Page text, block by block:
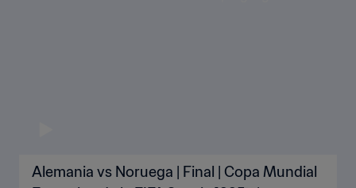
Alemania vs Noruega | Final | Copa Mundial